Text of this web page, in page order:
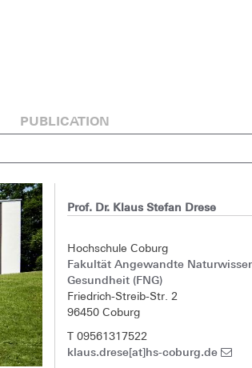
PUBLICATION
Prof. Dr. Klaus Stefan Drese
Hochschule Coburg
Fakultät Angewandte
Gesundheit (FNG)
Friedrich-Streib-Str. 2
96450 Coburg
T 09561317522
klaus.drese[at]hs-coburg.de